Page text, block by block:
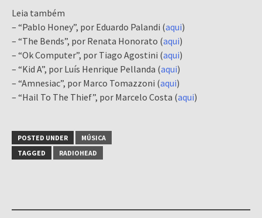
Leia também
– “Pablo Honey”, por Eduardo Palandi (aqui)
– “The Bends”, por Renata Honorato (aqui)
– “Ok Computer”, por Tiago Agostini (aqui)
– “Kid A”, por Luís Henrique Pellanda (aqui)
– “Amnesiac”, por Marco Tomazzoni (aqui)
– “Hail To The Thief”, por Marcelo Costa (aqui)
POSTED UNDER
MÚSICA
TAGGED
RADIOHEAD